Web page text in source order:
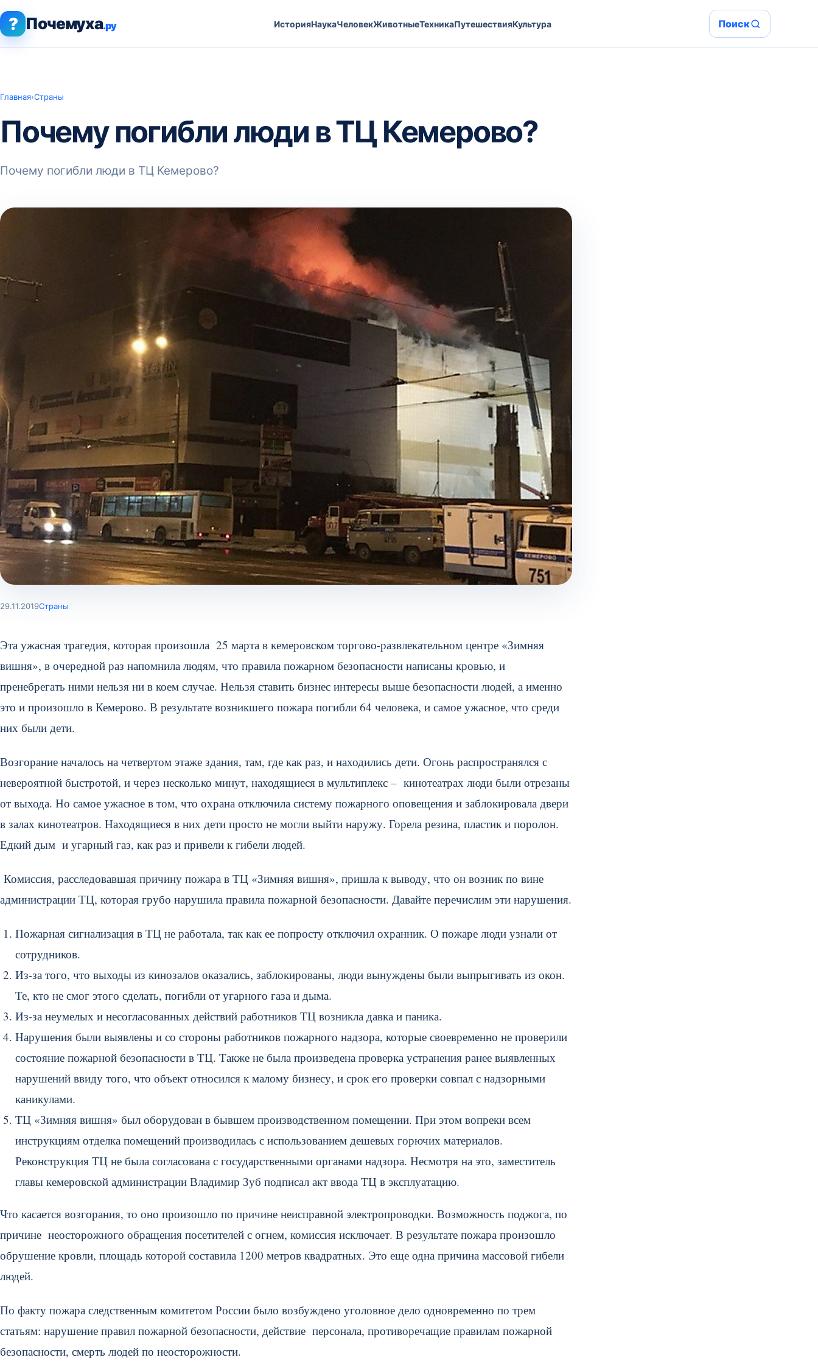
? Почемуха.ру ИсторияНаукаЧеловекЖивотныеТехникаПутешествияКультура Поиск
Главная›Страны
Почему погибли люди в ТЦ Кемерово?
Почему погибли люди в ТЦ Кемерово?
29.11.2019Страны
Эта ужасная трагедия, которая произошла 25 марта в кемеровском торгово-развлекательном центре «Зимняя
вишня», в очередной раз напомнила людям, что правила пожарном безопасности написаны кровью, и
пренебрегать ними нельзя ни в коем случае. Нельзя ставить бизнес интересы выше безопасности людей, а именно
это и произошло в Кемерово. В результате возникшего пожара погибли 64 человека, и самое ужасное, что среди
них были дети.
Возгорание началось на четвертом этаже здания, там, где как раз, и находились дети. Огонь распространялся с
невероятной быстротой, и через несколько минут, находящиеся в мультиплекс – кинотеатрах люди были отрезаны
от выхода. Но самое ужасное в том, что охрана отключила систему пожарного оповещения и заблокировала двери
в залах кинотеатров. Находящиеся в них дети просто не могли выйти наружу. Горела резина, пластик и поролон.
Едкий дым и угарный газ, как раз и привели к гибели людей.
Комиссия, расследовавшая причину пожара в ТЦ «Зимняя вишня», пришла к выводу, что он возник по вине
администрации ТЦ, которая грубо нарушила правила пожарной безопасности. Давайте перечислим эти нарушения.
Пожарная сигнализация в ТЦ не работала, так как ее попросту отключил охранник. О пожаре люди узнали от
сотрудников.
Из-за того, что выходы из кинозалов оказались, заблокированы, люди вынуждены были выпрыгивать из окон.
Те, кто не смог этого сделать, погибли от угарного газа и дыма.
Из-за неумелых и несогласованных действий работников ТЦ возникла давка и паника.
Нарушения были выявлены и со стороны работников пожарного надзора, которые своевременно не проверили
состояние пожарной безопасности в ТЦ. Также не была произведена проверка устранения ранее выявленных
нарушений ввиду того, что объект относился к малому бизнесу, и срок его проверки совпал с надзорными
каникулами.
ТЦ «Зимняя вишня» был оборудован в бывшем производственном помещении. При этом вопреки всем
инструкциям отделка помещений производилась с использованием дешевых горючих материалов.
Реконструкция ТЦ не была согласована с государственными органами надзора. Несмотря на это, заместитель
главы кемеровской администрации Владимир Зуб подписал акт ввода ТЦ в эксплуатацию.
Что касается возгорания, то оно произошло по причине неисправной электропроводки. Возможность поджога, по
причине неосторожного обращения посетителей с огнем, комиссия исключает. В результате пожара произошло
обрушение кровли, площадь которой составила 1200 метров квадратных. Это еще одна причина массовой гибели
людей.
По факту пожара следственным комитетом России было возбуждено уголовное дело одновременно по трем
статьям: нарушение правил пожарной безопасности, действие персонала, противоречащие правилам пожарной
безопасности, смерть людей по неосторожности.